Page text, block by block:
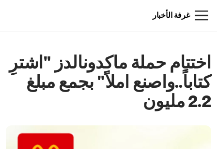
غرفة الأخبار
اختتام حملة ماكدونالدز "اشترِ
كتاباً..واصنع املاً" بجمع مبلغ
2.2 مليون